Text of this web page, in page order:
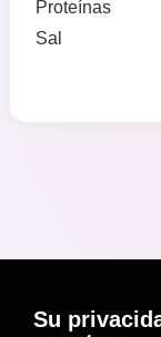
Proteínas
Sal
Su